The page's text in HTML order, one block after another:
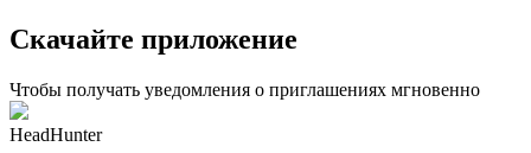
Скачайте приложение
Чтобы получать уведомления о приглашениях мгновенно
HeadHunter